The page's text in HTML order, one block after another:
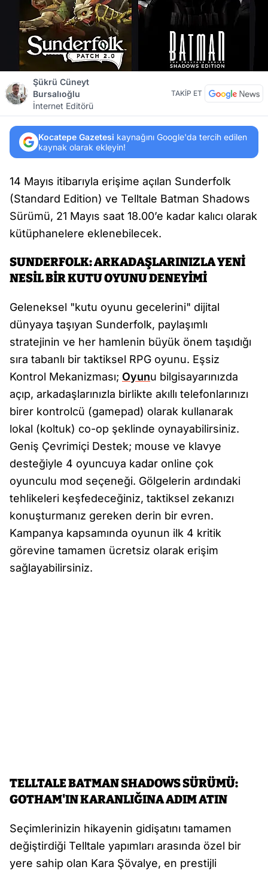
Şükrü Cüneyt
Bursalıoğlu
İnternet Editörü
TAKİP ET
Kocatepe Gazetesi kaynağını Google'da tercih edilen
kaynak olarak ekleyin!
14 Mayıs itibarıyla erişime açılan Sunderfolk
(Standard Edition) ve Telltale Batman Shadows
Sürümü, 21 Mayıs saat 18.00’e kadar kalıcı olarak
kütüphanelere eklenebilecek.
SUNDERFOLK: ARKADAŞLARINIZLA YENİ
NESİL BİR KUTU OYUNU DENEYİMİ
Geleneksel "kutu oyunu gecelerini" dijital
dünyaya taşıyan Sunderfolk, paylaşımlı
stratejinin ve her hamlenin büyük önem taşıdığı
sıra tabanlı bir taktiksel RPG oyunu. Eşsiz
Kontrol Mekanizması; Oyunu bilgisayarınızda
açıp, arkadaşlarınızla birlikte akıllı telefonlarınızı
birer kontrolcü (gamepad) olarak kullanarak
lokal (koltuk) co-op şeklinde oynayabilirsiniz.
Geniş Çevrimiçi Destek; mouse ve klavye
desteğiyle 4 oyuncuya kadar online çok
oyunculu mod seçeneği. Gölgelerin ardındaki
tehlikeleri keşfedeceğiniz, taktiksel zekanızı
konuşturmanız gereken derin bir evren.
Kampanya kapsamında oyunun ilk 4 kritik
görevine tamamen ücretsiz olarak erişim
sağlayabilirsiniz.
TELLTALE BATMAN SHADOWS SÜRÜMÜ:
GOTHAM'IN KARANLIĞINA ADIM ATIN
Seçimlerinizin hikayenin gidişatını tamamen
değiştirdiği Telltale yapımları arasında özel bir
yere sahip olan Kara Şövalye, en prestijli